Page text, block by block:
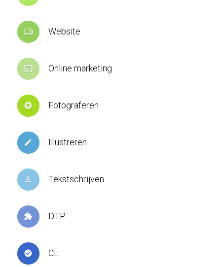
devices Website
cast Online marketing
camera Fotograferen
create Illustreren
text_format Tekstschrijven
extension DTP
check_circle CE